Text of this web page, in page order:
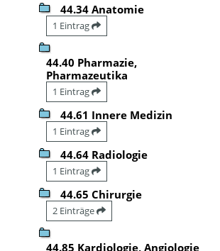
44.34 Anatomie
1 Eintrag
44.40 Pharmazie,
Pharmazeutika
1 Eintrag
44.61 Innere Medizin
1 Eintrag
44.64 Radiologie
1 Eintrag
44.65 Chirurgie
2 Einträge
44.85 Kardiologie, Angiologie